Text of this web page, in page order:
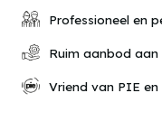
Professioneel en
Ruim aanbod aan
Vriend van PIE en